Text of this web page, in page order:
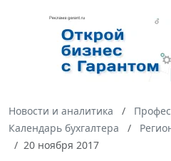
Новости и аналитика
Календарь бухгалтера
20 ноября 2017